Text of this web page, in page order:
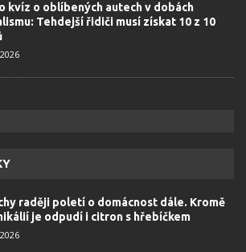
kvíz o oblíbených autech v dobách
Tehdejší řidiči musí získat 10 z 10
raději poletí o domácnost dále. Kromě
je odpudí i citron s hřebíčkem